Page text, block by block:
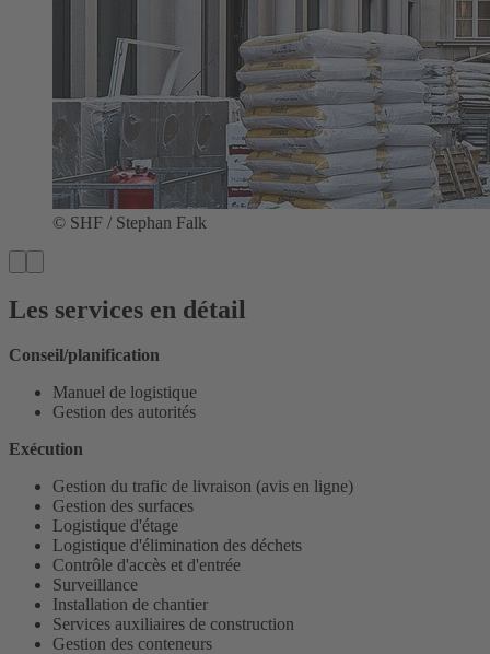
© SHF / Stephan Falk
Les services en détail
Conseil/planification
Manuel de logistique
Gestion des autorités
Exécution
Gestion du trafic de livraison (avis en ligne)
Gestion des surfaces
Logistique d'étage
Logistique d'élimination des déchets
Contrôle d'accès et d'entrée
Surveillance
Installation de chantier
Services auxiliaires de construction
Gestion des conteneurs